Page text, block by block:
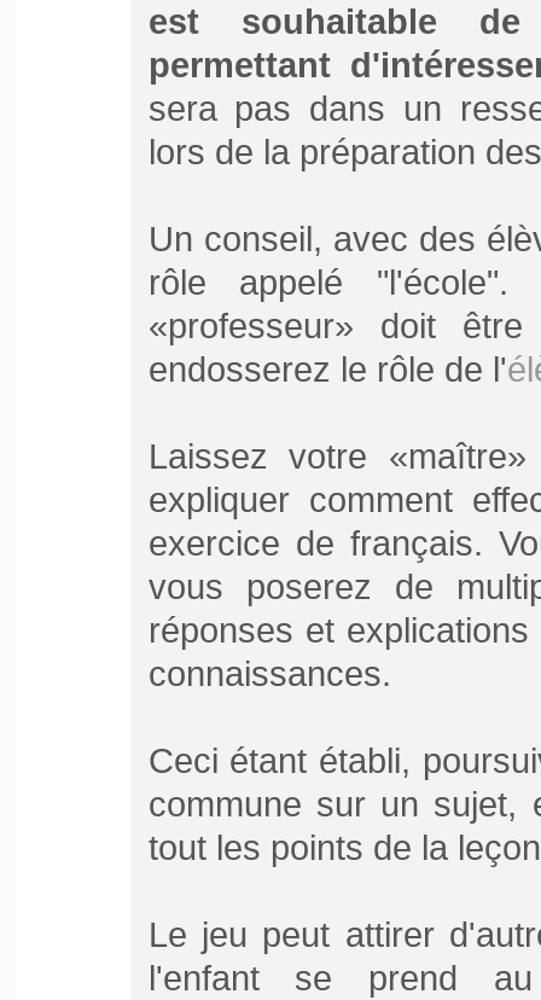
est souhaitable
permettant
sera pas dans un
lors de la préparation
Un conseil, avec des
rôle appelé
«professeur» doit
endosserez le rôle de l'
Laissez votre
expliquer comment
exercice de français.
vous poserez de
réponses et
connaissances.
Ceci étant établi,
commune sur un sujet,
tout les points de la
Le jeu peut attirer
l'enfant se prend